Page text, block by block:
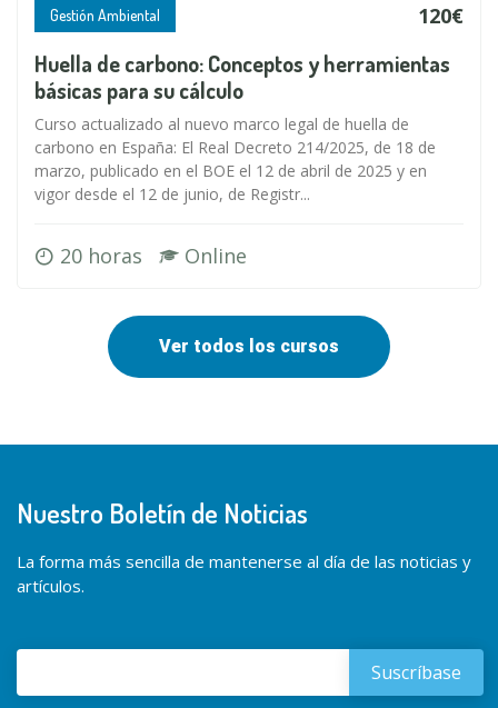
Gestión Ambiental 120€
Huella de carbono: Conceptos y herramientas
básicas para su cálculo
Curso actualizado al nuevo marco legal de huella de
carbono en España: El Real Decreto 214/2025, de 18 de
marzo, publicado en el BOE el 12 de abril de 2025 y en
vigor desde el 12 de junio, de Registr...
20 horas Online
Ver todos los cursos
Nuestro Boletín de Noticias
La forma más sencilla de mantenerse al día de las noticias y
artículos.